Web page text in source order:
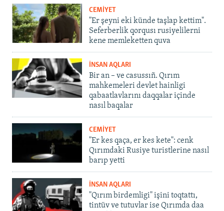
CEMİYET
"Er şeyni eki künde taşlap kettim".
Seferberlik qorqusı rusiyelilerni
kene memleketten quva
İNSAN AQLARI
Bir an – ve casussıñ. Qırım
mahkemeleri devlet hainligi
qabaatlavlarını daqqalar içinde
nasıl baqalar
CEMİYET
"Er kes qaça, er kes kete": cenk
Qırımdaki Rusiye turistlerine nasıl
barıp yetti
İNSAN AQLARI
"Qırım birdemligi" işini toqtattı,
tintüv ve tutuvlar ise Qırımda daa